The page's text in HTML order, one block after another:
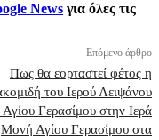
News για όλες τις
Επόμενο άρθρο
Πως θα εορταστεί φέτος η
του Ιερού Λειψάνου
Αγίου Γερασίμου στην Ιερά
Μονή Αγίου Γερασίμου στα